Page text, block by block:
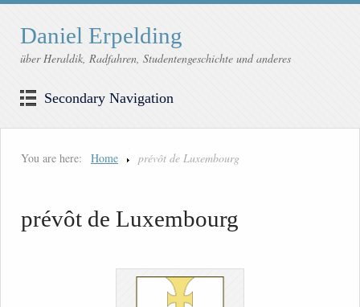
Daniel Erpelding
über Heraldik, Radfahren, Studentengeschichte und anderes
Secondary Navigation
You are here: Home prévôt de Luxembourg
prévôt de Luxembourg